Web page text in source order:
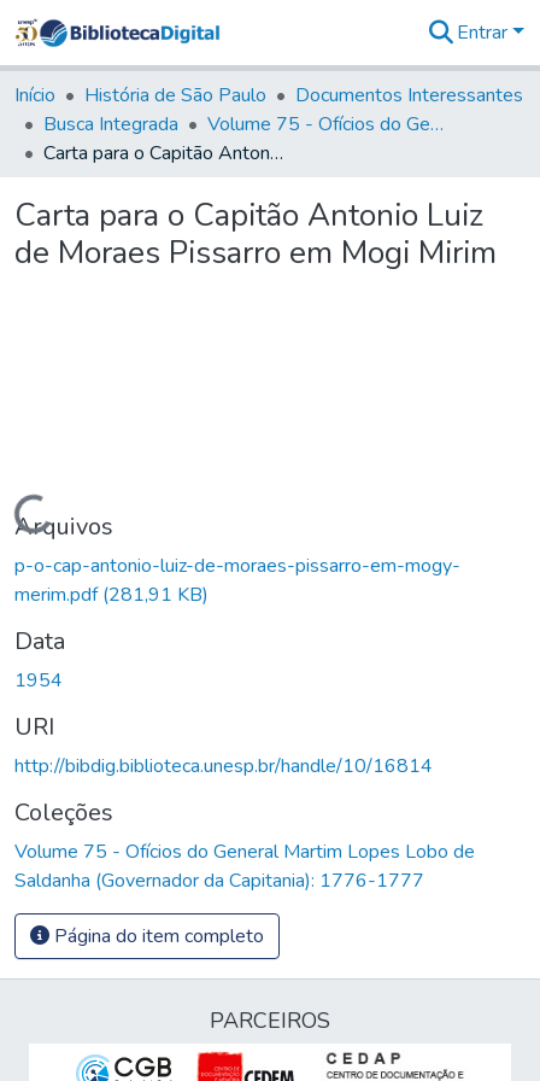
&
Coleções
Tudo na
Biblioteca
Estatísticas
Entrar
Início História de São Paulo
Documentos Interessantes
Busca Integrada
Volume 75 - Ofícios do General Martim Lopes Lobo de Saldanha (Governador da Capitania): 1776-1777
Carta para o Capitão Antonio Luiz de Moraes Pissarro em Mogi Mirim
Carta para o Capitão Antonio Luiz
de Moraes Pissarro em Mogi Mirim
Carregando...
Arquivos
p-o-cap-antonio-luiz-de-moraes-pissarro-em-mogy-
merim.pdf(281,91 KB)
Data
1954
URI
http://bibdig.biblioteca.unesp.br/handle/10/16814
Coleções
Volume 75 - Ofícios do General Martim Lopes Lobo de
Saldanha (Governador da Capitania): 1776-1777
Página do item completo
PARCEIROS